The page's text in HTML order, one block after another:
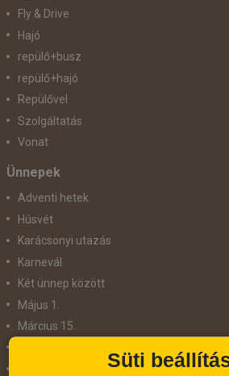
Fly & Drive
Hajó
repülő+busz
repülő+hajó
Repülővel
Szolgáltatás
Vonat
Ünnepek
Adventi hetek
Húsvét
Karácsonyi utazás
Karnevál
Két ünnep között
Május 1.
Március 15.
Süti